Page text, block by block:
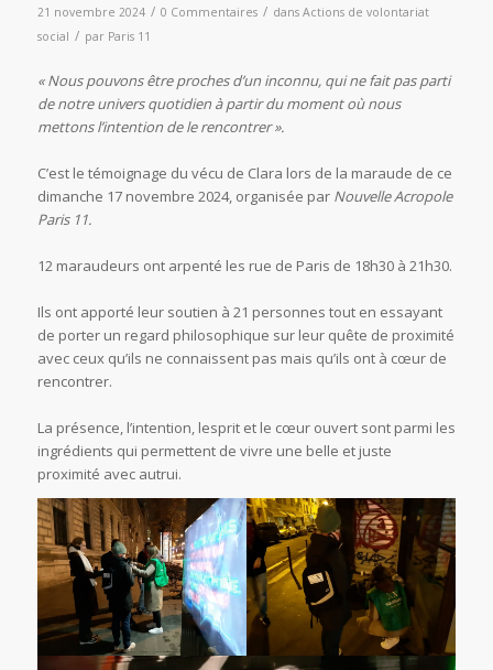
21 novembre 2024 / 0 Commentaires / dans Actions de volontariat
social / par Paris 11
« Nous pouvons être proches d’un inconnu, qui ne fait pas parti
de notre univers quotidien à partir du moment où nous
mettons l’intention de le rencontrer ».
C’est le témoignage du vécu de Clara lors de la maraude de ce
dimanche 17 novembre 2024, organisée par NouvelleAcropole
Paris 11.
12 maraudeurs ont arpenté les rue de Paris de 18h30 à 21h30.
Ils ont apporté leur soutien à 21 personnes tout en essayant
de porter un regard philosophique sur leur quête de proximité
avec ceux qu’ils ne connaissent pas mais qu’ils ont à cœur de
rencontrer.
La présence, l’intention, lesprit et le cœur ouvert sont parmi les
ingrédients qui permettent de vivre une belle et juste
proximité avec autrui.